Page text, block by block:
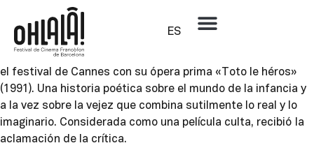
ES
Jaco Van Dormael
Realizador belga y autor del prestigioso cortometraje «È
pericoloso sporgersi» (1984), consiguió la Cámara de Oro en
el festival de Cannes con su ópera prima «Toto le héros»
(1991). Una historia poética sobre el mundo de la infancia y
a la vez sobre la vejez que combina sutilmente lo real y lo
imaginario. Considerada como una película culta, recibió la
aclamación de la crítica.